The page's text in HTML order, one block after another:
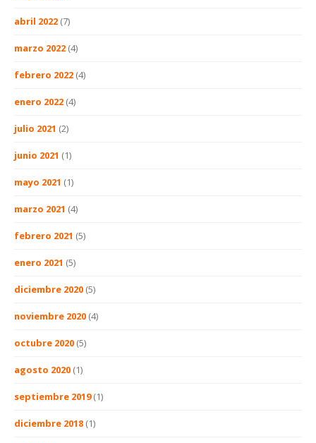
abril 2022 (7)
marzo 2022 (4)
febrero 2022 (4)
enero 2022 (4)
julio 2021 (2)
junio 2021 (1)
mayo 2021 (1)
marzo 2021 (4)
febrero 2021 (5)
enero 2021 (5)
diciembre 2020 (5)
noviembre 2020 (4)
octubre 2020 (5)
agosto 2020 (1)
septiembre 2019(1)
diciembre 2018 (1)